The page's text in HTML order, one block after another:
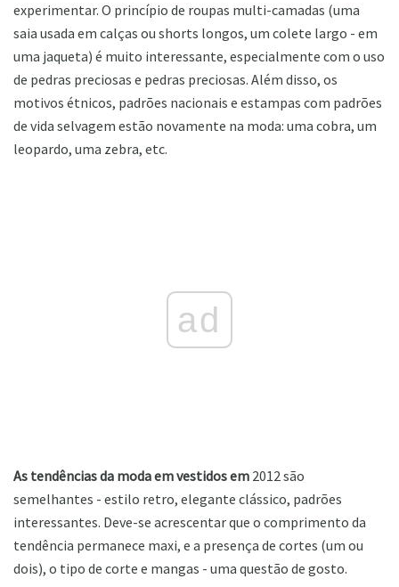
experimentar. O princípio de roupas multi-camadas (uma
saia usada em calças ou shorts longos, um colete largo - em
uma jaqueta) é muito interessante, especialmente com o uso
de pedras preciosas e pedras preciosas. Além disso, os
motivos étnicos, padrões nacionais e estampas com padrões
de vida selvagem estão novamente na moda: uma cobra, um
leopardo, uma zebra, etc.
ad
As tendências da moda em vestidos em 2012 são
semelhantes - estilo retro, elegante clássico, padrões
interessantes. Deve-se acrescentar que o comprimento da
tendência permanece maxi, e a presença de cortes (um ou
dois), o tipo de corte e mangas - uma questão de gosto.